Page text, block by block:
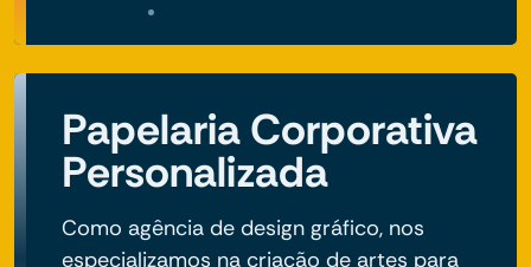
Papelaria Corporativa
Personalizada
Como agência de design gráfico, nos
especializamos na criação de artes para